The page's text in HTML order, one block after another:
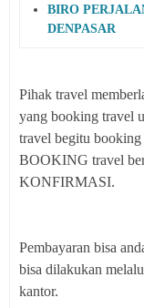
BIRO
DENPASAR
Pihak travel
yang booking travel
travel begitu
BOOKING travel
KONFIRMASI.
Pembayaran bisa
bisa dilakukan
kantor.